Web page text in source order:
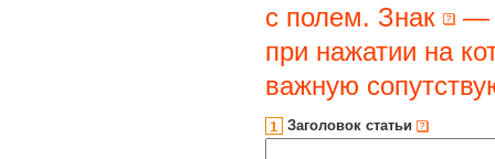
с полем. Знак
—
при нажатии на
важную
Заголовок статьи